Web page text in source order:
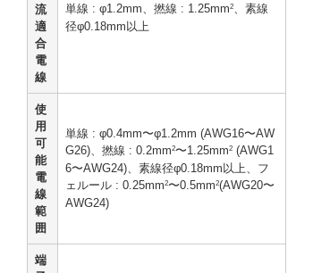
流
適
合
電
線
単線 : φ1.2mm、撚線 : 1.25mm2、素線
径φ0.18mm以上
使
用
可
能
電
線
範
囲
単線 : φ0.4mm〜φ1.2mm (AWG16〜AW
G26)、撚線 : 0.2mm2〜1.25mm2 (AWG1
6〜AWG24)、素線径φ0.18mm以上、フ
ェルール : 0.25mm2〜0.5mm2(AWG20〜
AWG24)
端